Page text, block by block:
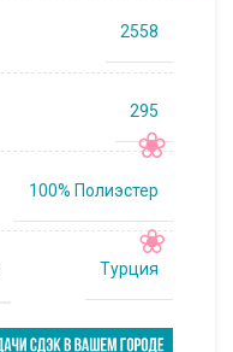
2558
295
100% Полиэстер
Турция